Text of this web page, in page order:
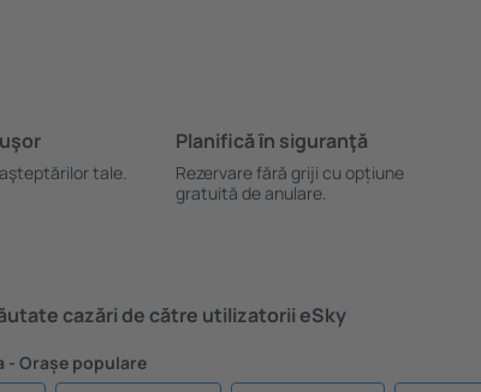
tale.
Planifică ȋn siguranţă
Rezervare fără griji cu opțiune
gratuită de anulare.
cazări de către utilizatorii eSky
- Orașe populare